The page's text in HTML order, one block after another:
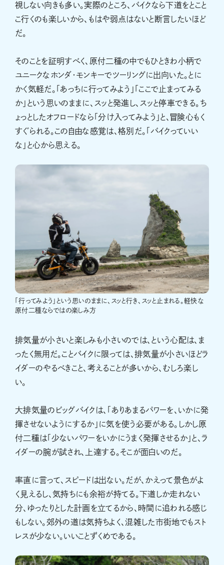
視しない向きも多い。実際のところ、バイクなら下道をとこと
こ行くのも楽しいから、もはや弱点はないと断言したいほど
だ。
そのことを証明すべく、原付二種の中でもひときわ小柄で
ユニークなホンダ・モンキーでツーリングに出向いた。とに
かく気軽だ。「あっちに行ってみよう」「ここで止まってみる
か」という思いのままに、スッと発進し、スッと停車できる。ち
ょっとしたオフロードなら「分け入ってみよう」と、冒険心もく
すぐられる。この自由な感覚は、格別だ。「バイクっていい
な」と心から思える。
「行ってみよう」という思いのままに、スッと行き、スッと止まれる。軽快な
原付二種ならではの楽しみ方
排気量が小さいと楽しみも小さいのでは、という心配は、ま
ったく無用だ。ことバイクに限っては、排気量が小さいほどラ
イダーのやるべきこと、考えることが多いから、むしろ楽し
い。
大排気量のビッグバイクは、「ありあまるパワーを、いかに発
揮させないようにするか」に気を使う必要がある。しかし原
付二種は「少ないパワーをいかにうまく発揮させるか」と、ラ
イダーの腕が試され、上達する。そこが面白いのだ。
率直に言って、スピードは出ない。だが、かえって景色がよ
く見えるし、気持ちにも余裕が持てる。下道しか走れない
分、ゆったりとした計画を立てるから、時間に追われる感じ
もしない。郊外の道は気持ちよく、混雑した市街地でもスト
レスが少ない。いいことずくめである。